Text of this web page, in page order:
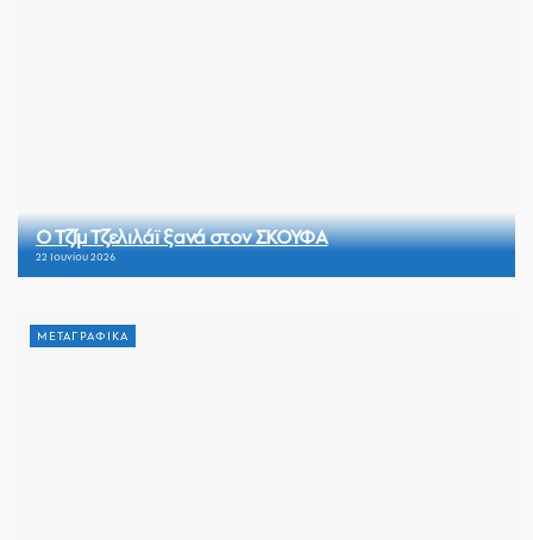
Ο Τζίμ Τζελιλάϊ ξανά στον ΣΚΟΥΦΑ
22 Ιουνίου 2026
ΜΕΤΑΓΡΑΦΙΚΑ